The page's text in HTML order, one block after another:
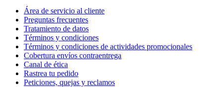
Área de servicio al cliente
Preguntas frecuentes
Tratamiento de datos
Términos y condiciones
Términos y condiciones de actividades promocionales
Cobertura envíos contraentrega
Canal de ética
Rastrea tu pedido
Peticiones, quejas y reclamos